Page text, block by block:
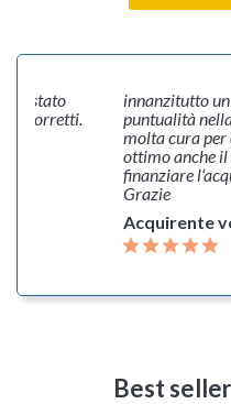
corretti.
innanzitutto
puntualità
molta cura per
ottimo anche
finanziare
Grazie
Acquirente
Best seller